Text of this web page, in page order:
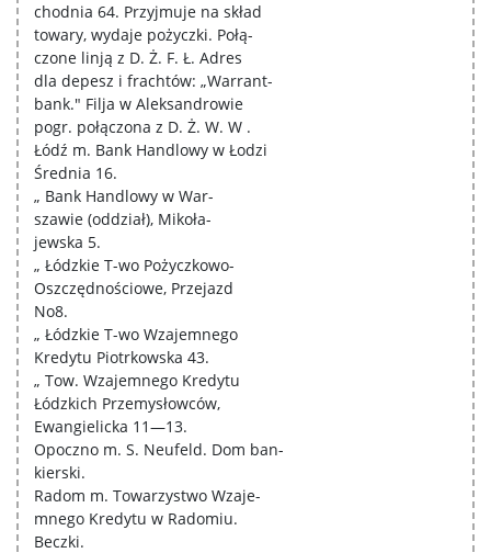
chodnia 64. Przyjmuje na skład
towary, wydaje pożyczki. Połą-
czone linją z D. Ż. F. Ł. Adres
dla depesz i frachtów: „Warrant-
bank." Filja w Aleksandrowie
pogr. połączona z D. Ż. W. W .
Łódź m. Bank Handlowy w Łodzi
Średnia 16.
„ Bank Handlowy w War-
szawie (oddział), Mikoła-
jewska 5.
„ Łódzkie T-wo Pożyczkowo-
Oszczędnościowe, Przejazd
No8.
„ Łódzkie T-wo Wzajemnego
Kredytu Piotrkowska 43.
„ Tow. Wzajemnego Kredytu
Łódzkich Przemysłowców,
Ewangielicka 11—13.
Opoczno m. S. Neufeld. Dom ban-
kierski.
Radom m. Towarzystwo Wzaje-
mnego Kredytu w Radomiu.
Beczki.